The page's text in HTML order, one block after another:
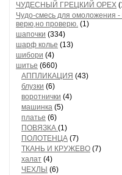
ЧУДЕСНЫЙ ГРЕЦКИЙ ОРЕХ
Чудо-смесь для омоложения -
верю,но проверю. (1)
шапочки (334)
шарф колье (13)
шибори (4)
шитье (660)
АППЛИКАЦИЯ (43)
блузки (6)
воротнички (4)
машинка (5)
платье (6)
ПОВЯЗКА (1)
ПОЛОТЕНЦА (7)
ТКАНЬ И КРУЖЕВО (7)
халат (4)
ЧЕХЛЫ (6)